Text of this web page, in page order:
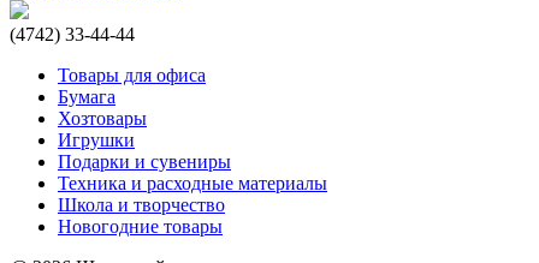
(4742) 33-44-44
Товары для офиса
Бумага
Хозтовары
Игрушки
Подарки и сувениры
Техника и расходные материалы
Школа и творчество
Новогодние товары